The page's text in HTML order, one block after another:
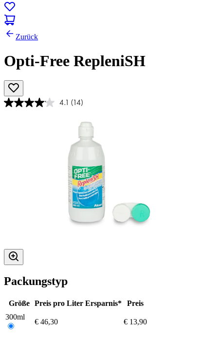
Zurück
Opti-Free RepleniSH
4.1 (14)
Packungstyp
Größe Preis pro Liter Ersparnis*
Preis
300ml
€ 46,30 € 13,90